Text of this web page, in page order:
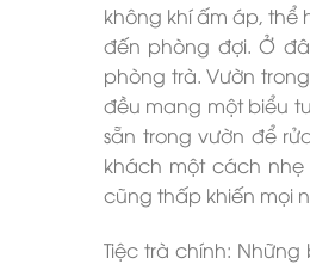
không khí ấm áp, thể
đến phòng đợi. Ở
phòng trà. Vườn
đều mang một biểu
sẵn trong vườn để
khách một cách
cũng thấp khiến mọi
Tiệc trà chính: